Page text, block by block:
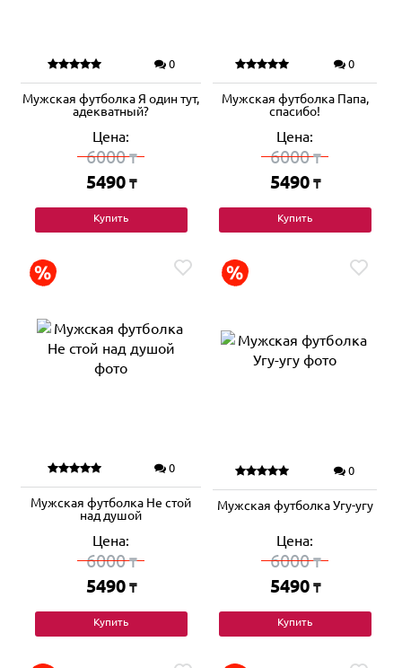
0
Мужская футболка Я один тут,
адекватный?
Цена:
6000₸
5490 ₸
Купить
0
Мужская футболка Папа,
спасибо!
Цена:
6000₸
5490 ₸
Купить
0
Мужская футболка Не стой
над душой
Цена:
6000₸
5490 ₸
Купить
0
Мужская футболка Угу-угу
Цена:
6000₸
5490 ₸
Купить